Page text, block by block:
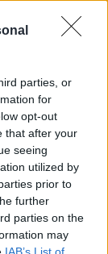
parties, or
for
opt-out
that after your
seeing
utilized by
prior to
further
parties on the
may
delle